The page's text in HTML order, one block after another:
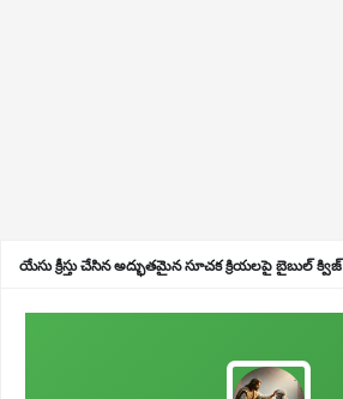
యేసు క్రీస్తు చేసిన అద్భుతమైన సూచక క్రియలపై బైబుల్ క్విజ్